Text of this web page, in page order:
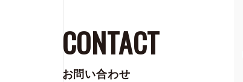
CONTACT
お問い合わせ